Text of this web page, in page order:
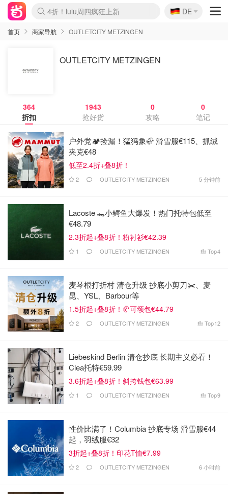
Boticinal 夏促开抢！
4折！lulu周四疯狂上新
还没结束！&OtherStories大促
Joybuy变相75折 随时失效
速领！Stanley独家85折
疑似霸哥！Camper额外叠85折
Zalando 奥莱闪促！每日更新
Moncler反季囤！5折起+叠9折
Coach Brooklyn仅€192
🇩🇪
DE
首页 商家导航 OUTLETCITY METZINGEN
OUTLETCITY METZINGEN
364
折扣
1943
抢好货
0
攻略
0
笔记
户外党🏕️捡漏！猛犸象🦣 滑雪服€115、抓绒
夹克€48
低至2.4折+叠8折！
2 OUTLETCITY METZINGEN 5 分钟前
Lacoste 🐊小鳄鱼大爆发！热门托特包低至
€48.79
2.3折起+叠8折！粉衬衫€42.39
1 OUTLETCITY METZINGEN Top4
麦琴根打折村 清仓升级 抄底小剪刀✂️、麦
昆、YSL、Barbour等
1.5折起+叠8折！🥐可颂包€44.79
2 OUTLETCITY METZINGEN Top12
Liebeskind Berlin 清仓抄底 长期主义必看！
Clea托特€59.99
3.6折起+叠8折！斜挎钱包€63.99
1 OUTLETCITY METZINGEN Top9
性价比满了！Columbia 抄底专场 滑雪服€44
起，羽绒服€32
3折起+叠8折！印花T恤€7.99
2 OUTLETCITY METZINGEN 6 小时前